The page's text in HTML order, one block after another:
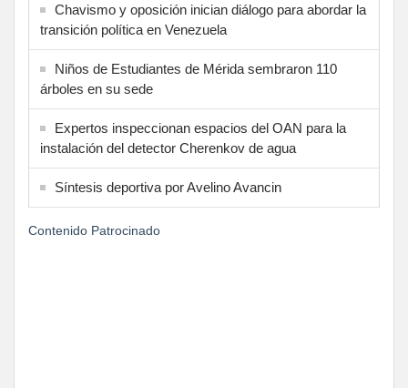
Chavismo y oposición inician diálogo para abordar la
transición política en Venezuela
Niños de Estudiantes de Mérida sembraron 110
árboles en su sede
Expertos inspeccionan espacios del OAN para la
instalación del detector Cherenkov de agua
Síntesis deportiva por Avelino Avancin
Contenido Patrocinado